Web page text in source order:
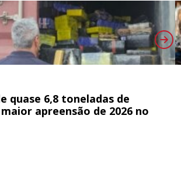
quase 6,8 toneladas de
apreensão de 2026 no